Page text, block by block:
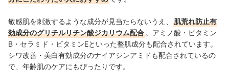
敏感肌を刺激するような成分が見当たらないうえ、
肌荒れ防止有
効成分のグリチルリチン酸ジカリウム配合 。アミノ酸・ビタミン
B・セラミド・ビタミンEといった整肌成分も配合されています。
シワ改善・美白有効成分のナイアシンアミドも配合されているの
で、年齢肌のケアにもぴったりです。